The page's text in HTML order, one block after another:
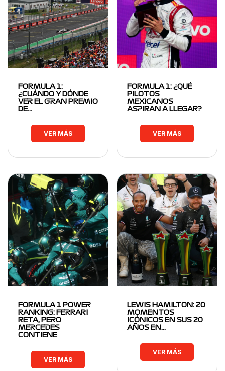
FORMULA 1:
¿CUÁNDO Y DÓNDE
VER EL GRAN PREMIO
DE…
VER MÁS
FORMULA 1: ¿QUÉ
PILOTOS
MEXICANOS
ASPIRAN A LLEGAR?
VER MÁS
FORMULA 1 POWER
RANKING: FERRARI
RETA, PERO
MERCEDES
CONTIENE
VER MÁS
LEWIS HAMILTON: 20
MOMENTOS
ICÓNICOS EN SUS 20
AÑOS EN…
VER MÁS